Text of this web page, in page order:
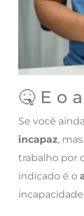
🤒 E o
Se você ainda
incapaz,
trabalho por
indicado é o